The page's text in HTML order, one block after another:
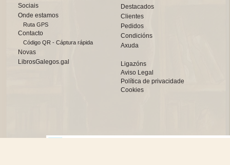
Sociais
Onde estamos
Ruta GPS
Contacto
Código QR - Cáptura rápida
Novas
LibrosGalegos.gal
Destacados
Clientes
Pedidos
Condicións
Axuda
Ligazóns
Aviso Legal
Política de privacidade
Cookies